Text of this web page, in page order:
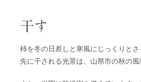
干す
柿を冬の日差しと寒風にじっくりと
先に干される光景は、山県市の秋の風